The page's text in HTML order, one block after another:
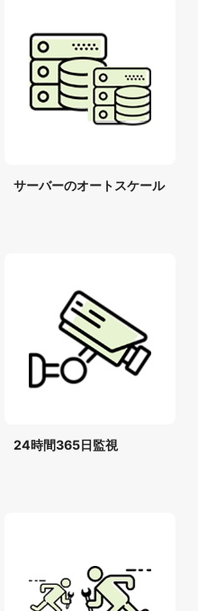
サーバーのオートスケール
24時間365日監視